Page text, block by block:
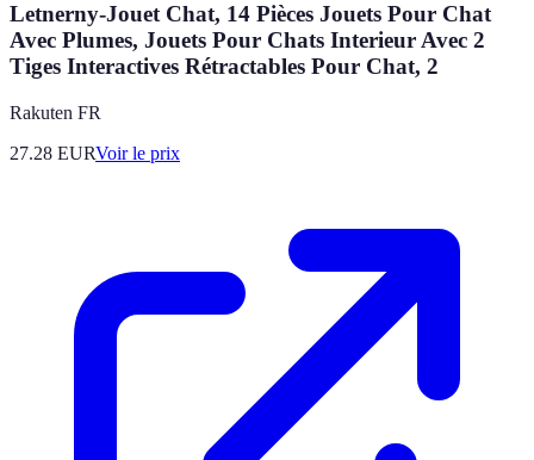
Letnerny-Jouet Chat, 14 Pièces Jouets Pour Chat
Avec Plumes, Jouets Pour Chats Interieur Avec 2
Tiges Interactives Rétractables Pour Chat, 2
Rakuten FR
27.28 EURVoir le prix